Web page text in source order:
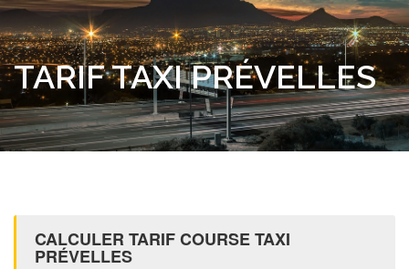
TARIF TAXI PRÉVELLES
CALCULER TARIF COURSE TAXI
PRÉVELLES